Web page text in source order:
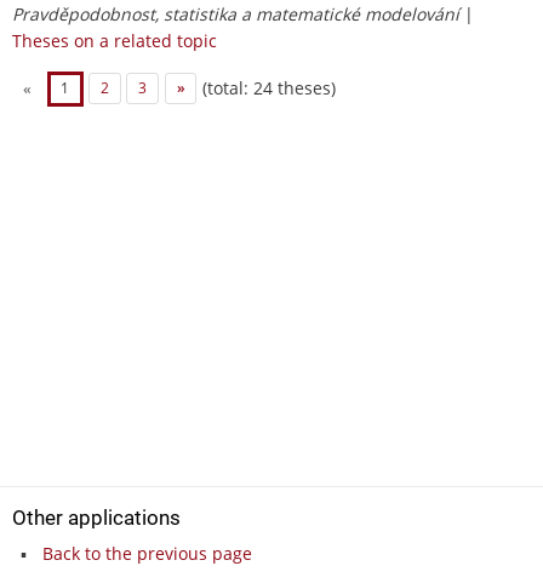
Pravděpodobnost, statistika a matematické modelování|
Theses on a related topic
« 1 2 3 » (total: 24 theses)
Other applications
Back to the previous page